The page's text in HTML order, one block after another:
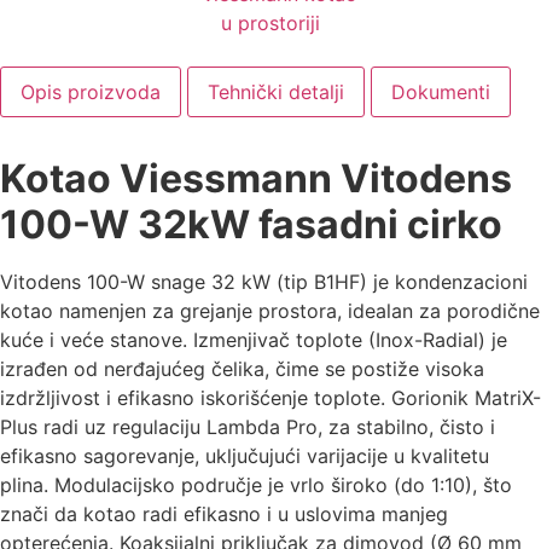
Opis proizvoda Tehnički detalji Dokumenti
Kotao Viessmann Vitodens
100-W 32kW fasadni cirko
Vitodens 100-W snage 32 kW (tip B1HF) je kondenzacioni
kotao namenjen za grejanje prostora, idealan za porodične
kuće i veće stanove. Izmenjivač toplote (Inox-Radial) je
izrađen od nerđajućeg čelika, čime se postiže visoka
izdržljivost i efikasno iskorišćenje toplote. Gorionik MatriX-
Plus radi uz regulaciju Lambda Pro, za stabilno, čisto i
efikasno sagorevanje, uključujući varijacije u kvalitetu
plina. Modulacijsko područje je vrlo široko (do 1:10), što
znači da kotao radi efikasno i u uslovima manjeg
opterećenja. Koaksijalni priključak za dimovod (Ø 60 mm